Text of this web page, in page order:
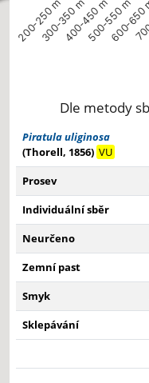
200-250 m
300-350 m400-450 m500-550 m
600-
Dle metody
Piratula uliginosa
(Thorell, 1856) VU
Prosev
Individuální sběr
Neurčeno
Zemní past
Smyk
Sklepávání